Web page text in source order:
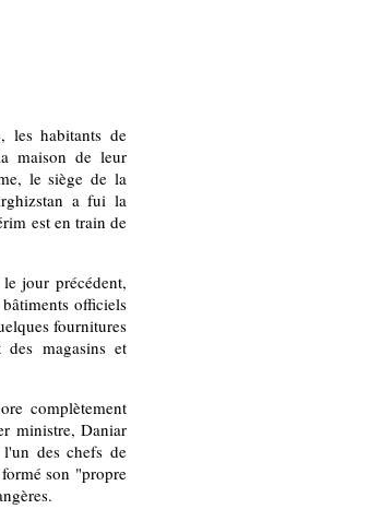
les habitants de
maison de leur
le siège de la
a fui la
est en train de
jour précédent,
officiels
fournitures
magasins et
complètement
ministre, Daniar
des chefs de
son "propre